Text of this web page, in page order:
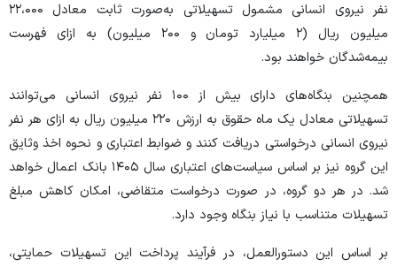
نفر نیروی انسانی مشمول تسهیلاتی به‌صورت ثابت معادل ۲۲،۰۰۰
میلیون ریال (۲ میلیارد تومان و ۲۰۰ میلیون) به ازای فهرست
بیمه‌شدگان خواهند بود.
همچنین بنگاه‌های دارای بیش از ۱۰۰ نفر نیروی انسانی می‌توانند
تسهیلاتی معادل یک ماه حقوق به ارزش ۲۲۰ میلیون ریال به ازای هر نفر
نیروی انسانی درخواستی دریافت کنند و ضوابط اعتباری و نحوه اخذ وثایق
این گروه نیز بر اساس سیاست‌های اعتباری سال ۱۴۰۵ بانک اعمال خواهد
شد. در هر دو گروه، در صورت درخواست متقاضی، امکان کاهش مبلغ
تسهیلات متناسب با نیاز بنگاه وجود دارد.
بر اساس این دستورالعمل، در فرآیند پرداخت این تسهیلات حمایتی،